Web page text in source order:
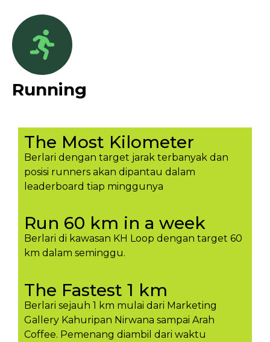
Running
The Most Kilometer
Berlari dengan target jarak terbanyak dan
posisi runners akan dipantau dalam
leaderboard tiap minggunya​
Run 60 km in a week
Berlari di kawasan KH Loop dengan target 60
km dalam seminggu.​
The Fastest 1 km
Berlari sejauh 1 km mulai dari Marketing
Gallery Kahuripan Nirwana sampai Arah
Coffee. Pemenang diambil dari waktu